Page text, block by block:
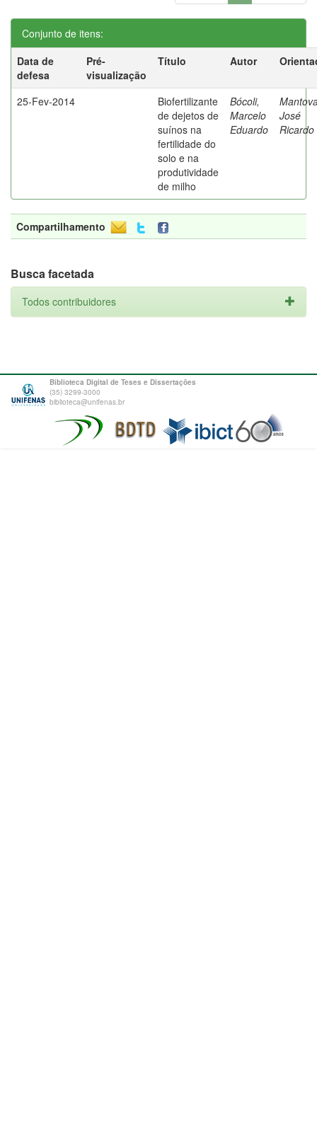
Conjunto de itens:
Data de
defesa
Pré-
visualização
Título Autor
25-Fev-2014
Biofertilizante
de dejetos de
suínos na
fertilidade do
solo e na
produtividade
de milho
Bócoli,
Marcelo
Eduardo
José
Ricardo
Compartilhamento
Busca facetada
Todos contribuidores
Biblioteca Digital de Teses e Dissertações
(35) 3299-3000
biblioteca@unifenas.br